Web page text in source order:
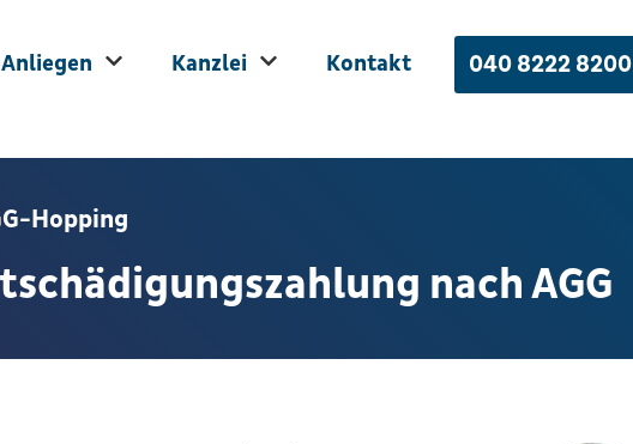
Kanzlei Kontakt 040 8222 8200
Hopping
nach AGG